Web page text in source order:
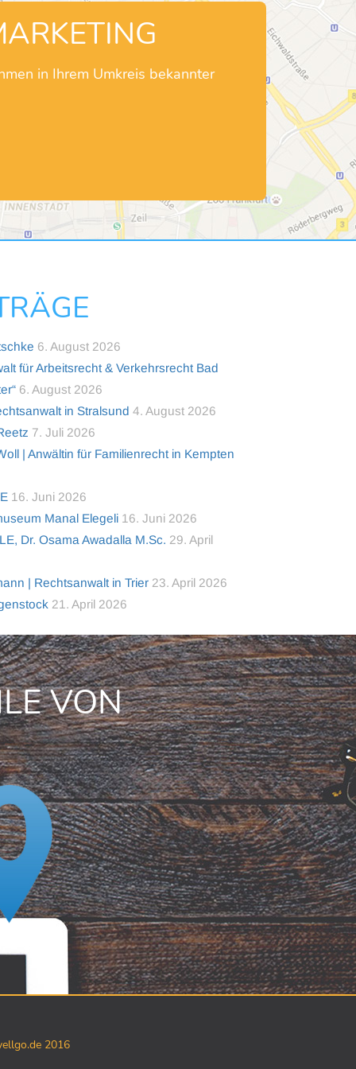
in Ihrem Umkreis bekannter
6. August 2026
für Arbeitsrecht & Verkehrsrecht Bad
6. August 2026
in Stralsund 4. August 2026
7. Juli 2026
| Anwältin für Familienrecht in Kempten
16. Juni 2026
Manal Elegeli 16. Juni 2026
Dr. Osama Awadalla M.Sc. 29. April
| Rechtsanwalt in Trier 23. April 2026
21. April 2026
VON
2016